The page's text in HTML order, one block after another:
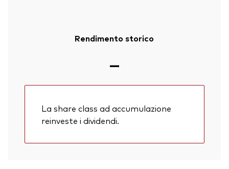
Rendimento storico
—
La share class ad accumulazione
reinveste i dividendi.